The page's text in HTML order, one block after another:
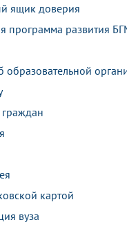
ящик доверия
программа развития
образовательной
картой
вуза